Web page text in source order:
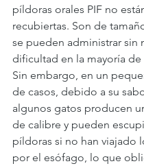
píldoras orales PIF no
recubiertas. Son de
se pueden administrar sin
dificultad en la mayoría de
Sin embargo, en un
de casos, debido a su
algunos gatos producen
de calibre y pueden
píldoras si no han viajado
por el esófago, lo que